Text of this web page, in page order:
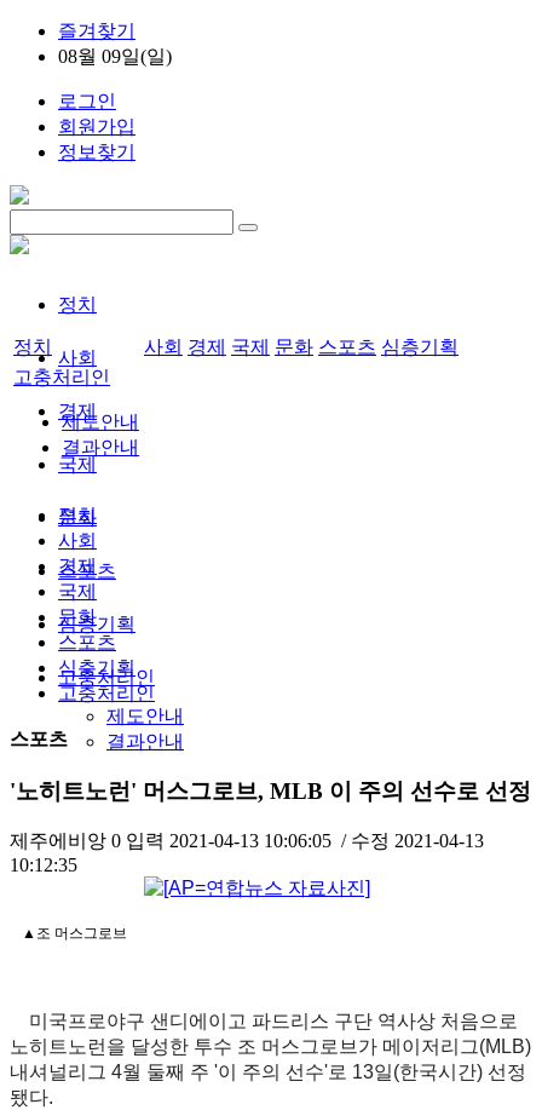
즐겨찾기
08월 09일(일)
로그인
회원가입
정보찾기
정치
사회
경제
국제
문화
스포츠
심층기획
고충처리인
제도안내
결과안내
정치 사회 경제 국제 문화 스포츠 심층기획
고충처리인
제도안내
결과안내
정치
사회
경제
국제
문화
스포츠
심층기획
고충처리인
스포츠
'노히트노런' 머스그로브, MLB 이 주의 선수로 선정
제주에비앙 0 입력 2021-04-13 10:06:05 / 수정 2021-04-13
10:12:35
▲조 머스그로브
미국프로야구 샌디에이고 파드리스 구단 역사상 처음으로
노히트노런을 달성한 투수 조 머스그로브가 메이저리그(MLB)
내셔널리그 4월 둘째 주 '이 주의 선수'로 13일(한국시간) 선정
됐다.